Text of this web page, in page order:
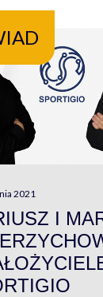
2021
I